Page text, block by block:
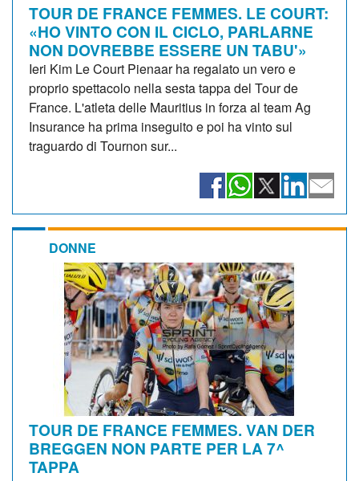
TOUR DE FRANCE FEMMES. LE COURT:
«HO VINTO CON IL CICLO, PARLARNE
NON DOVREBBE ESSERE UN TABU'»
Ieri Kim Le Court Pienaar ha regalato un vero e
proprio spettacolo nella sesta tappa del Tour de
France. L'atleta delle Mauritius in forza al team Ag
Insurance ha prima inseguito e poi ha vinto sul
traguardo di Tournon sur...
DONNE
TOUR DE FRANCE FEMMES. VAN DER
BREGGEN NON PARTE PER LA 7^
TAPPA